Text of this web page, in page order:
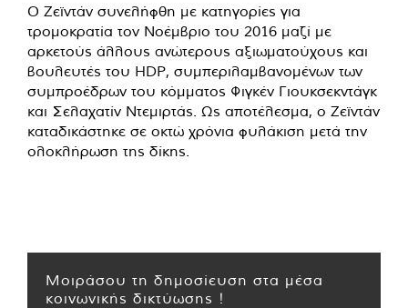
Ο Ζεϊντάν συνελήφθη με κατηγορίες για
τρομοκρατία τον Νοέμβριο του 2016 μαζί με
αρκετούς άλλους ανώτερους αξιωματούχους και
βουλευτές του HDP, συμπεριλαμβανομένων των
συμπροέδρων του κόμματος Φιγκέν Γιουκσεκντάγκ
και Σελαχατίν Ντεμιρτάς. Ως αποτέλεσμα, ο Ζεϊντάν
καταδικάστηκε σε οκτώ χρόνια φυλάκιση μετά την
ολοκλήρωση της δίκης.
Μοιράσου τη δημοσίευση στα μέσα
κοινωνικής δικτύωσης !